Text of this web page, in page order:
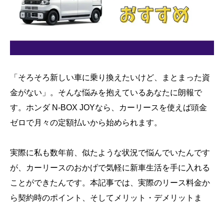
「そろそろ新しい車に乗り換えたいけど、まとまった資
金がない」。そんな悩みを抱えているあなたに朗報で
す。ホンダ N-BOX JOYなら、カーリースを使えば頭金
ゼロで月々の定額払いから始められます。
実際に私も数年前、似たような状況で悩んでいたんです
が、カーリースのおかげで気軽に新車生活を手に入れる
ことができたんです。本記事では、実際のリース料金か
ら契約時のポイント、そしてメリット・デメリットま